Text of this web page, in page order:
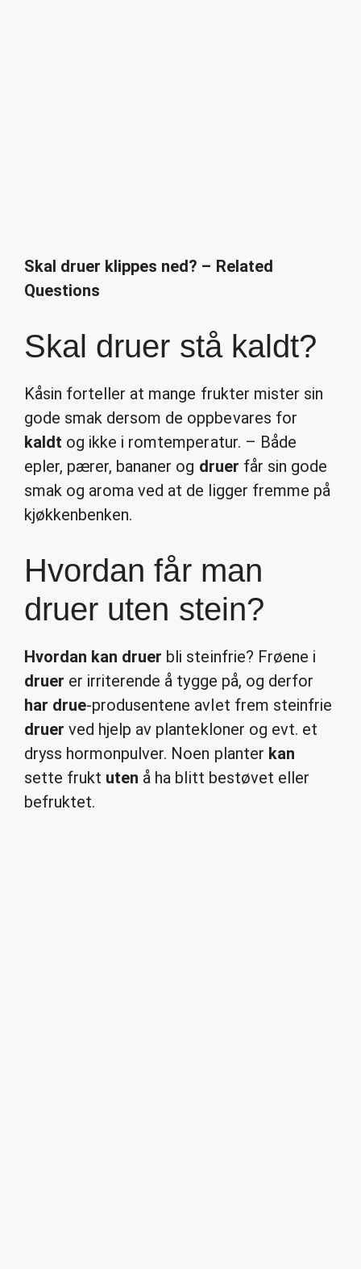
Skal druer klippes ned? – Related
Questions
Skal druer stå kaldt?
Kåsin forteller at mange frukter mister sin
gode smak dersom de oppbevares for
kaldt og ikke i romtemperatur. – Både
epler, pærer, bananer og druer får sin gode
smak og aroma ved at de ligger fremme på
kjøkkenbenken.
Hvordan får man
druer uten stein?
Hvordan kan druer bli steinfrie? Frøene i
druer er irriterende å tygge på, og derfor
har drue-produsentene avlet frem steinfrie
druer ved hjelp av plantekloner og evt. et
dryss hormonpulver. Noen planter kan
sette frukt uten å ha blitt bestøvet eller
befruktet.